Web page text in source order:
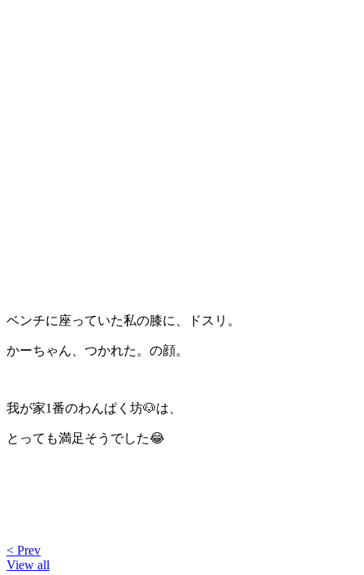
ベンチに座っていた私の膝に、ドスリ。
かーちゃん、つかれた。の顔。
我が家1番のわんぱく坊🐶は、
とっても満足そうでした😂
< Prev
View all